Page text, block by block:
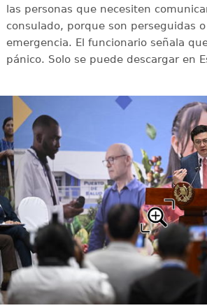
las personas que necesiten
consulado, porque son perseguidas
emergencia. El funcionario señala
pánico. Solo se puede descargar en